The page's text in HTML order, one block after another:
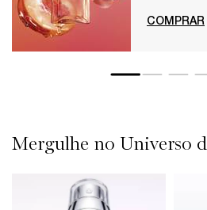
COMPRAR
Mergulhe no Universo